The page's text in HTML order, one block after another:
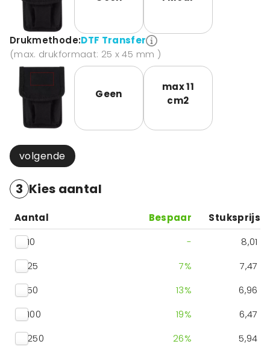
Drukmethode:DTF Transfer
(max. drukformaat: 25 x 45 mm )
Geen
max 11
cm2
volgende
3 Kies aantal
Aantal Bespaar
Stuksprijs
10
-
8,01
25
7%
7,47
50
13%
6,96
100
19%
6,47
250
26%
5,94